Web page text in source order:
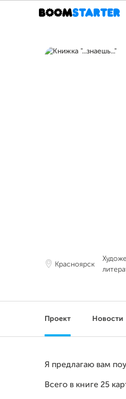
Красноярск
Проект Новости
Я предлагаю вам
Всего в книге 25